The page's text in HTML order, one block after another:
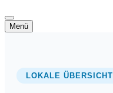
Navigationsmenü
Menü
Navigationsmenü
LOKALE ÜBERSICHT